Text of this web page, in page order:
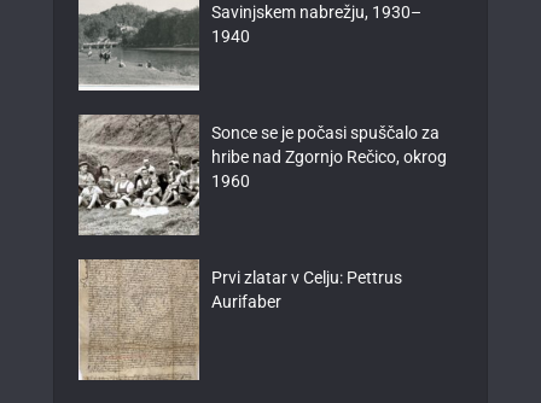
Savinjskem nabrežju, 1930–
1940
Sonce se je počasi spuščalo za
hribe nad Zgornjo Rečico, okrog
1960
Prvi zlatar v Celju: Pettrus
Aurifaber